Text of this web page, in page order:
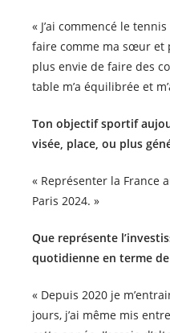
« J’ai commencé le
faire comme ma sœur et
plus envie de faire des
table m’a équilibrée et
Ton objectif sportif
visée, place, ou plus
« Représenter la France
Paris 2024. »
Que représente
quotidienne en terme
« Depuis 2020 je
jours, j’ai même mis